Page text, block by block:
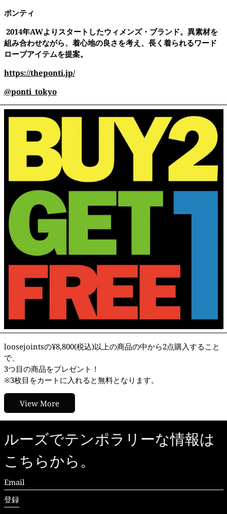
ポンティ
2014年AWよりスタートしたウィメンズ・ブランド。異素材を
組み合わせながら、着心地の良さを考え、長く着られるワード
ローブアイテムを提案。
https://theponti.jp/
@ponti_tokyo
loosejointsの¥8,800(税込)以上の商品の中から2点購入すること
で、
3つ目の商品をプレゼント！
※3枚目をカートに入れると無料となります。
View More
ルーズでテンポラリーな情報は
こちらから。
Email
登録